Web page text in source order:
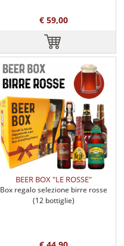
€ 59,00
BEER BOX "LE ROSSE"
Box regalo selezione birre rosse
(12 bottiglie)